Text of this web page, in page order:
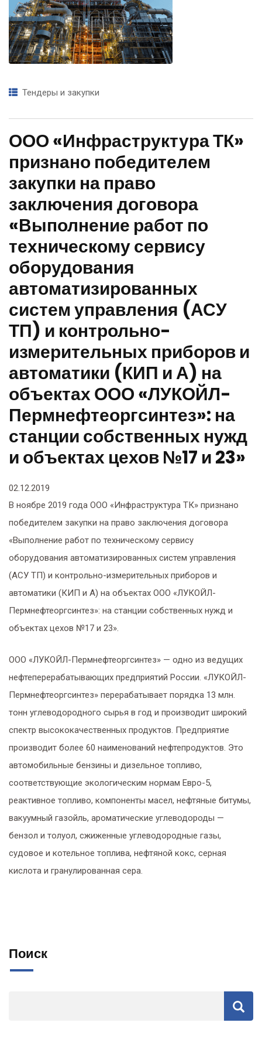
договора
«Выполнение работ
по техническому
сервису
оборудования
автоматизированны
х систем управления
(АСУ ТП) и
контрольно-
измерительных
приборов и
автоматики (КИП и
А) на объектах ООО
«ЛУКОЙЛ-
Пермнефтеоргсинте
з»: на станции
собственных нужд и
объектах цехов №17
и 23»
Тендеры и закупки
ООО «Инфраструктура ТК»
признано победителем
закупки на право
заключения договора
«Выполнение работ по
техническому сервису
оборудования
автоматизированных
систем управления (АСУ
ТП) и контрольно-
измерительных приборов и
автоматики (КИП и А) на
объектах ООО «ЛУКОЙЛ-
Пермнефтеоргсинтез»: на
станции собственных нужд
и объектах цехов №17 и 23»
02.12.2019
В ноябре 2019 года ООО «Инфраструктура ТК» признано
победителем закупки на право заключения договора
«Выполнение работ по техническому сервису
оборудования автоматизированных систем управления
(АСУ ТП) и контрольно-измерительных приборов и
автоматики (КИП и А) на объектах ООО «ЛУКОЙЛ-
Пермнефтеоргсинтез»: на станции собственных нужд и
объектах цехов №17 и 23».
ООО «ЛУКОЙЛ-Пермнефтеоргсинтез» — одно из ведущих
нефтеперерабатывающих предприятий России. «ЛУКОЙЛ-
Пермнефтеоргсинтез» перерабатывает порядка 13 млн.
тонн углеводородного сырья в год и производит широкий
спектр высококачественных продуктов. Предприятие
производит более 60 наименований нефтепродуктов. Это
автомобильные бензины и дизельное топливо,
соответствующие экологическим нормам Евро-5,
реактивное топливо, компоненты масел, нефтяные битумы,
вакуумный газойль, ароматические углеводороды —
бензол и толуол, сжиженные углеводородные газы,
судовое и котельное топлива, нефтяной кокс, серная
кислота и гранулированная сера.
Поиск